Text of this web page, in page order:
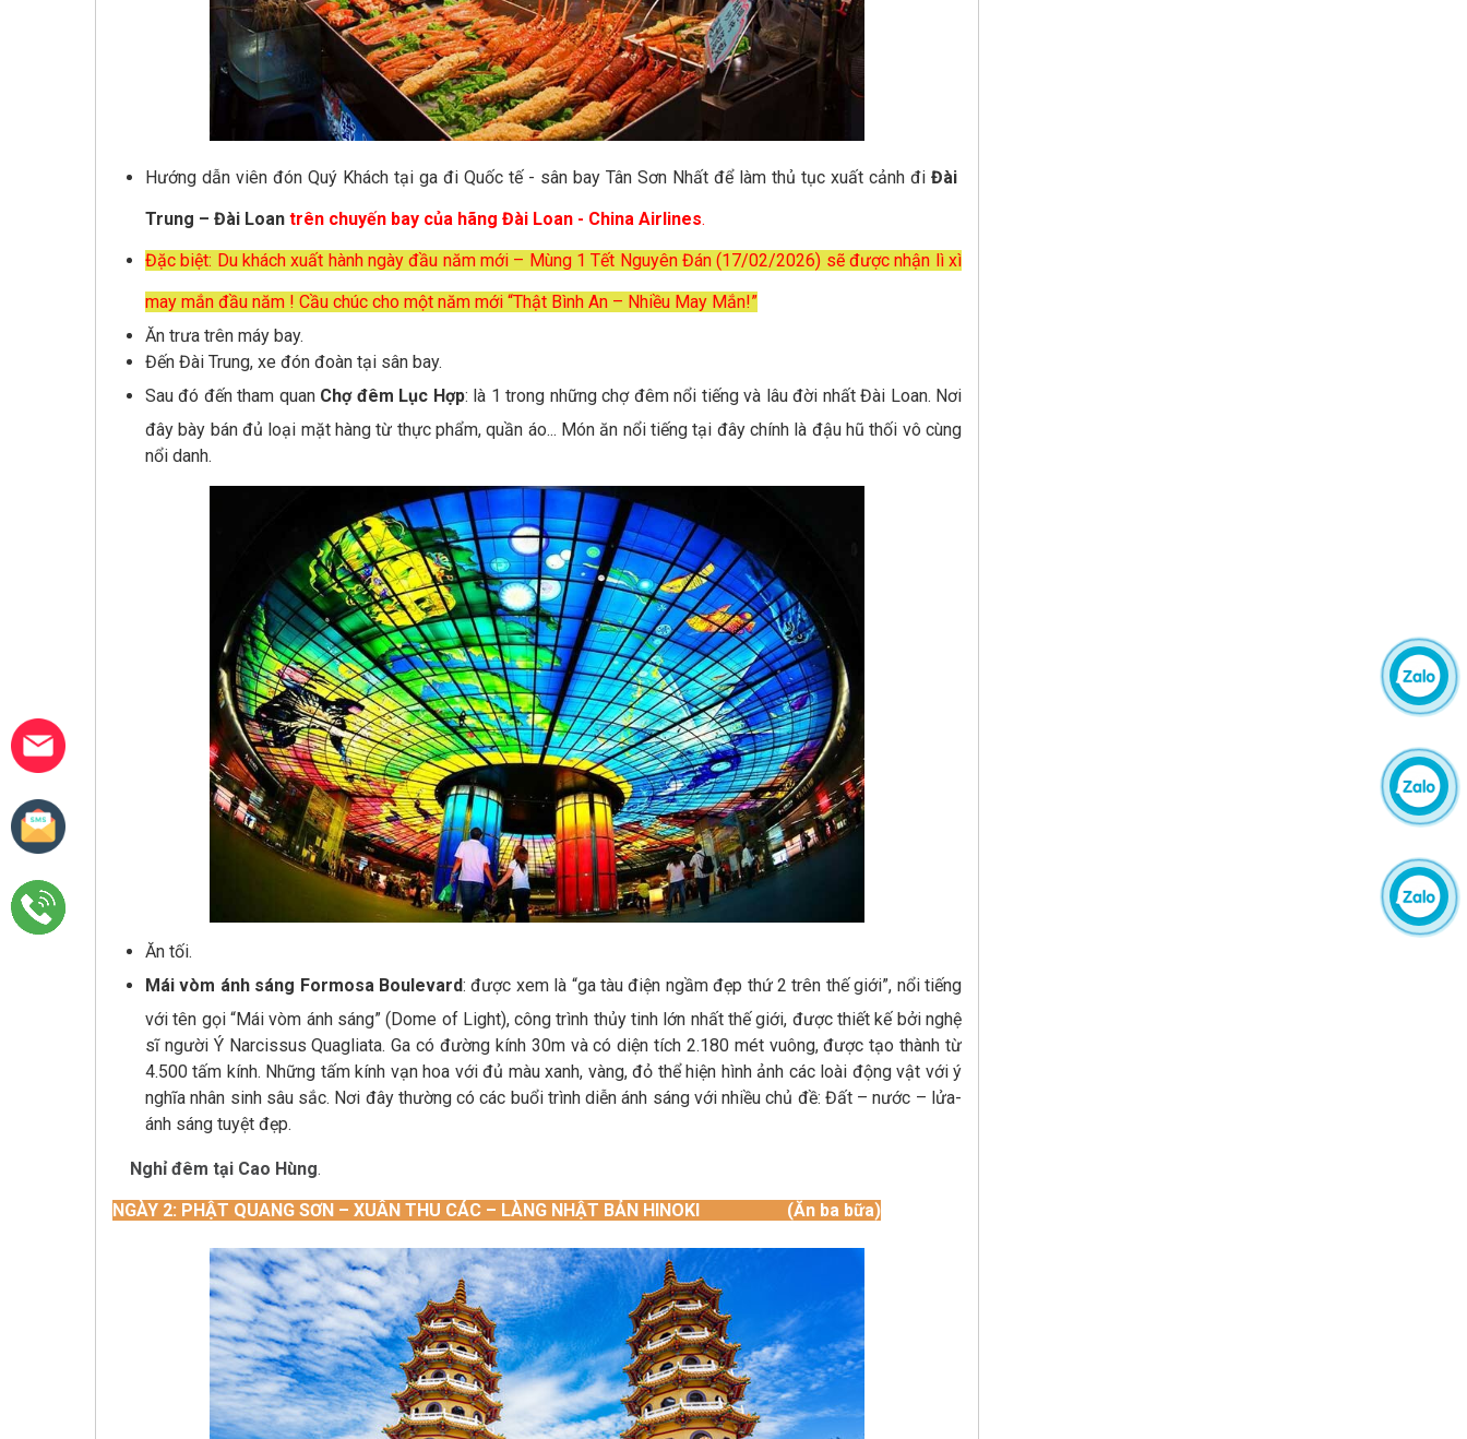
Hướng dẫn viên đón Quý Khách tại ga đi Quốc tế - sân bay Tân Sơn Nhất để làm thủ tục xuất cảnh đi Đài
Trung – Đài Loan trên chuyến bay của hãng Đài Loan - China Airlines.
Đặc biệt: Du khách xuất hành ngày đầu năm mới – Mùng 1 Tết Nguyên Đán (17/02/2026) sẽ được nhận lì xì
may mắn đầu năm ! Cầu chúc cho một năm mới “Thật Bình An – Nhiều May Mắn!”
Ăn trưa trên máy bay.
Đến Đài Trung, xe đón đoàn tại sân bay.
Sau đó đến tham quan Chợ đêm Lục Hợp: là 1 trong những chợ đêm nổi tiếng và lâu đời nhất Đài Loan. Nơi
đây bày bán đủ loại mặt hàng từ thực phẩm, quần áo... Món ăn nổi tiếng tại đây chính là đậu hũ thối vô cùng
nổi danh.
Ăn tối.
Mái vòm ánh sáng Formosa Boulevard: được xem là “ga tàu điện ngầm đẹp thứ 2 trên thế giới”, nổi tiếng
với tên gọi “Mái vòm ánh sáng” (Dome of Light), công trình thủy tinh lớn nhất thế giới, được thiết kế bởi nghệ
sĩ người Ý Narcissus Quagliata. Ga có đường kính 30m và có diện tích 2.180 mét vuông, được tạo thành từ
4.500 tấm kính. Những tấm kính vạn hoa với đủ màu xanh, vàng, đỏ thể hiện hình ảnh các loài động vật với ý
nghĩa nhân sinh sâu sắc. Nơi đây thường có các buổi trình diễn ánh sáng với nhiều chủ đề: Đất – nước – lửa-
ánh sáng tuyệt đẹp.
Nghỉ đêm tại Cao Hùng.
NGÀY 2: PHẬT QUANG SƠN – XUÂN THU CÁC – LÀNG NHẬT BẢN HINOKI (Ăn ba bữa)